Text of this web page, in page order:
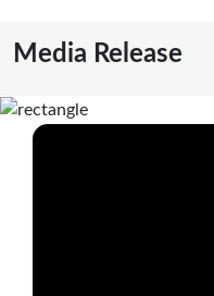
Media Release